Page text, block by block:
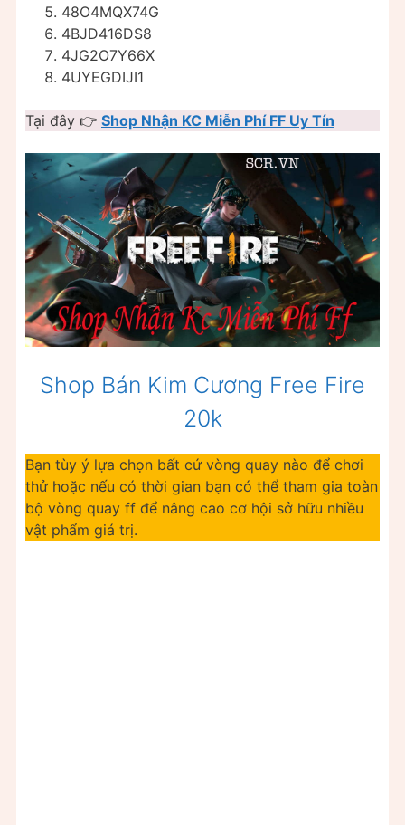
48O4MQX74G
4BJD416DS8
4JG2O7Y66X
4UYEGDIJI1
Tại đây 👉 Shop Nhận KC Miễn Phí FF Uy Tín
Shop Bán Kim Cương Free Fire
20k
Bạn tùy ý lựa chọn bất cứ vòng quay nào để chơi
thử hoặc nếu có thời gian bạn có thể tham gia toàn
bộ vòng quay ff để nâng cao cơ hội sở hữu nhiều
vật phẩm giá trị.